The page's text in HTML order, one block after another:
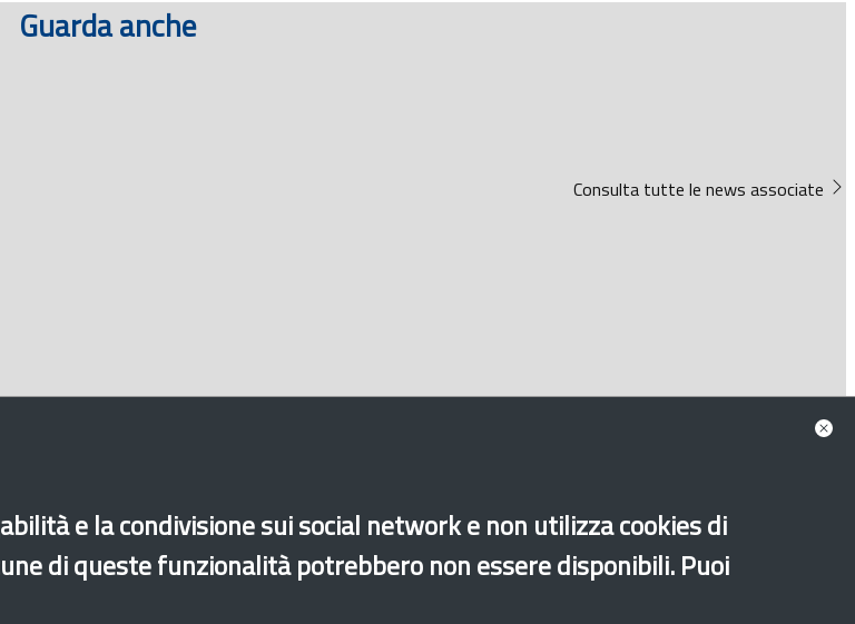
Guarda anche
Consulta tutte le news associate
e la condivisione sui social network e non utilizza cookies di
di queste funzionalità potrebbero non essere disponibili. Puoi